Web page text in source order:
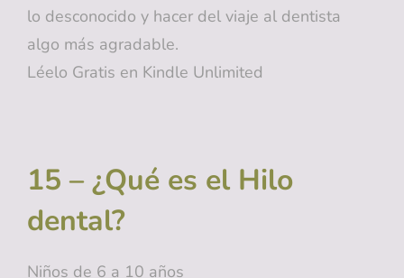
lo desconocido y hacer del viaje al dentista
algo más agradable.
Léelo Gratis en Kindle Unlimited
15 – ¿Qué es el Hilo
dental?
Niños de 6 a 10 años